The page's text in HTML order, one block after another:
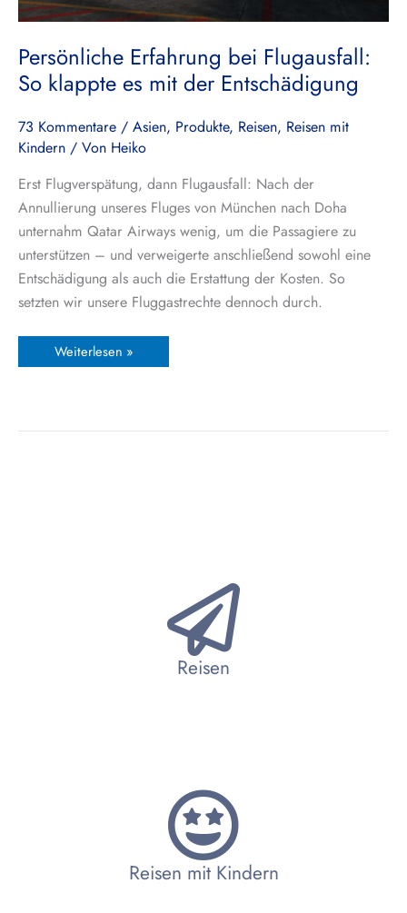
Persönliche Erfahrung bei Flugausfall:
So klappte es mit der Entschädigung
73 Kommentare / Asien, Produkte, Reisen, Reisen mit
Kindern / Von Heiko
Erst Flugverspätung, dann Flugausfall: Nach der
Annullierung unseres Fluges von München nach Doha
unternahm Qatar Airways wenig, um die Passagiere zu
unterstützen – und verweigerte anschließend sowohl eine
Entschädigung als auch die Erstattung der Kosten. So
setzten wir unsere Fluggastrechte dennoch durch.
Weiterlesen »
Reisen
Reisen mit Kindern